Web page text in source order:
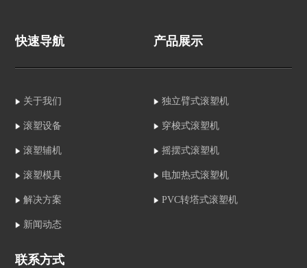
快速导航
关于我们
滚塑设备
滚塑辅机
滚塑模具
解决方案
新闻动态
产品展示
独立臂式滚塑机
穿梭式滚塑机
摇摆式滚塑机
电加热式滚塑机
PVC转塔式滚塑机
联系方式